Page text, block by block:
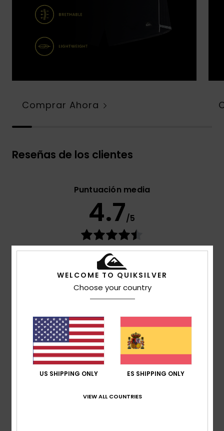
Comprar Ahora
Reseñas de los clientes
Puntuación media
4.7/5
basado en269 reseñas verificadasdesde
septiembre 2025
El 77% de nuestros clientes recomiendan este
producto
Comodidad
Relación calidad-precio
Demasiado pequeño
Demasiado grande
WELCOME TO QUIKSILVER
Choose your country
US SHIPPING ONLY ES SHIPPING ONLY
VIEW ALL COUNTRIES